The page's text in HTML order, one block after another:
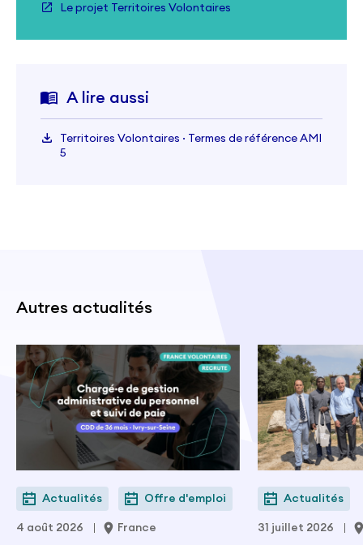
Le projet Territoires Volontaires
A lire aussi
Territoires Volontaires · Termes de référence AMI
5
Autres actualités
Actualités Offre d'emploi
4 août 2026 France
Actualités
31 juillet 2026